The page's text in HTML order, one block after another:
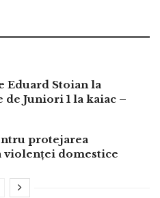
Stoian la
Juniori 1 la kaiac –
protejarea
domestice